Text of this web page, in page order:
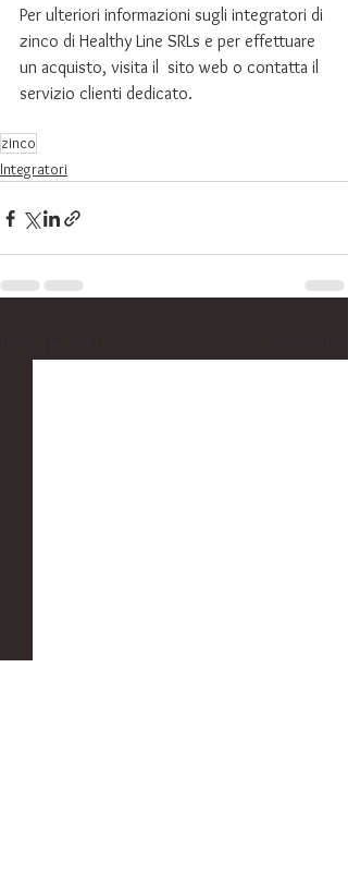
Per ulteriori informazioni sugli integratori di
zinco di Healthy Line SRLs e per effettuare
un acquisto, visita il  sito web o contatta il
servizio clienti dedicato.
zinco
Integratori